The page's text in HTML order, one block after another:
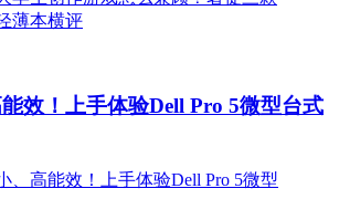
效！上手体验Dell Pro 5微型台式